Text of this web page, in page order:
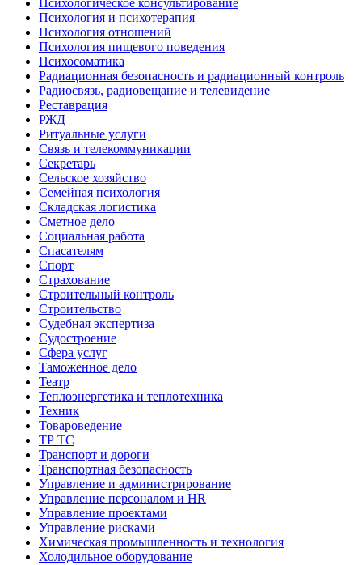
Психологическое консультирование
Психология и психотерапия
Психология отношений
Психология пищевого поведения
Психосоматика
Радиационная безопасность и радиационный контроль
Радиосвязь, радиовещание и телевидение
Реставрация
РЖД
Ритуальные услуги
Связь и телекоммуникации
Секретарь
Сельское хозяйство
Семейная психология
Складская логистика
Сметное дело
Социальная работа
Спасателям
Спорт
Страхование
Строительный контроль
Строительство
Судебная экспертиза
Судостроение
Сфера услуг
Таможенное дело
Театр
Теплоэнергетика и теплотехника
Техник
Товароведение
ТР ТС
Транспорт и дороги
Транспортная безопасность
Управление и администрирование
Управление персоналом и HR
Управление проектами
Управление рисками
Химическая промышленность и технология
Холодильное оборудование